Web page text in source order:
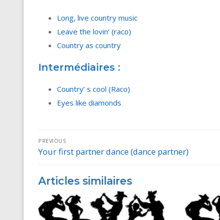
Long, live country music
Leave the lovin’ (raco)
Country as country
Intermédiaires :
Country’ s cool (Raco)
Eyes like diamonds
Navigation
de
l’article
PREVIOUS
Previous
Your first partner dance (dance partner)
Articles similaires